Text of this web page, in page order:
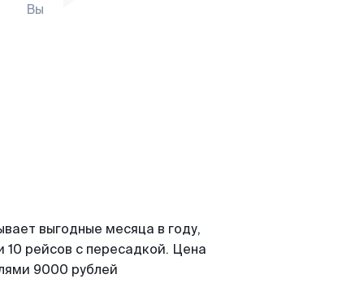
Вы
выгодные месяца в году,
рейсов с пересадкой. Цена
9000 рублей